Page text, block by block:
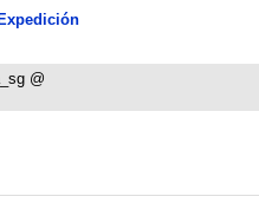
Expedición
@